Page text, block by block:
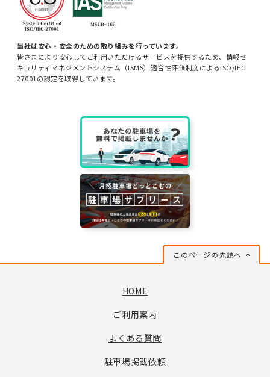
当社は安心・安全のための取り組みを行っています。
皆さまにより安心してご利用いただけるサービスを提供するため、情報セ
キュリティマネジメントシステム（ISMS）適合性評価制度によるISO/IEC
27001の認定を取得しています。
このページの先頭へ
HOME
ご利用案内
よくある質問
駐車場掲載依頼